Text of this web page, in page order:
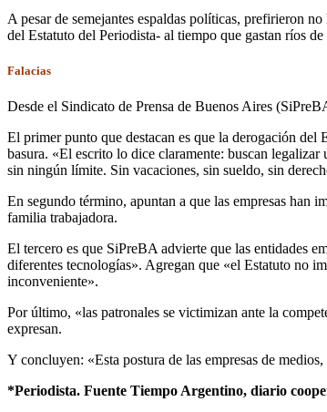
A pesar de semejantes espaldas políticas, prefirieron
del Estatuto del Periodista- al tiempo que gastan ríos
Falacias
Desde el Sindicato de Prensa de Buenos Aires
El primer punto que destacan es que la derogación del
basura. «El escrito lo dice claramente: buscan
sin ningún límite. Sin vacaciones, sin sueldo, sin
En segundo término, apuntan a que las empresas han
familia trabajadora.
El tercero es que SiPreBA advierte que las entidades
diferentes tecnologías». Agregan que «el Estatuto no
inconveniente».
Por último, «las patronales se victimizan ante la
expresan.
Y concluyen: «Esta postura de las empresas de
*Periodista. Fuente Tiempo Argentino, diario